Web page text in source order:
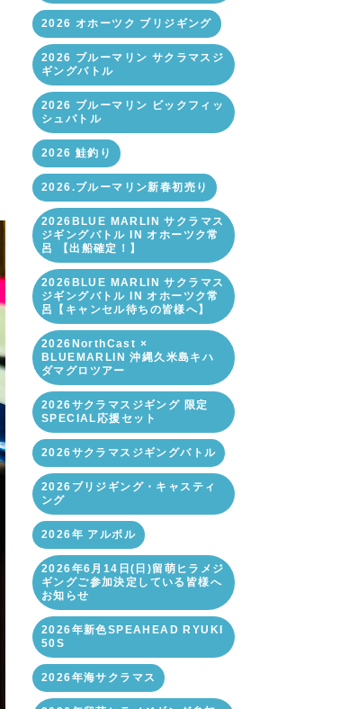
2026 オホーツク ブリジギング
2026 ブルーマリン サクラマスジ
ギングバトル
2026 ブルーマリン ビックフィッ
シュバトル
2026 鮭釣り
2026.ブルーマリン新春初売り
2026BLUE MARLIN サクラマス
ジギングバトル IN オホーツク常
呂 【出船確定！】
2026BLUE MARLIN サクラマス
ジギングバトル IN オホーツク常
呂【キャンセル待ちの皆様へ】
2026NorthCast ×
BLUEMARLIN 沖縄久米島キハ
ダマグロツアー
2026サクラマスジギング 限定
SPECIAL応援セット
2026サクラマスジギングバトル
2026ブリジギング・キャスティ
ング
2026年 アルボル
2026年6月14日(日)留萌ヒラメジ
ギングご参加決定している皆様へ
お知らせ
2026年新色SPEAHEAD RYUKI
50S
2026年海サクラマス